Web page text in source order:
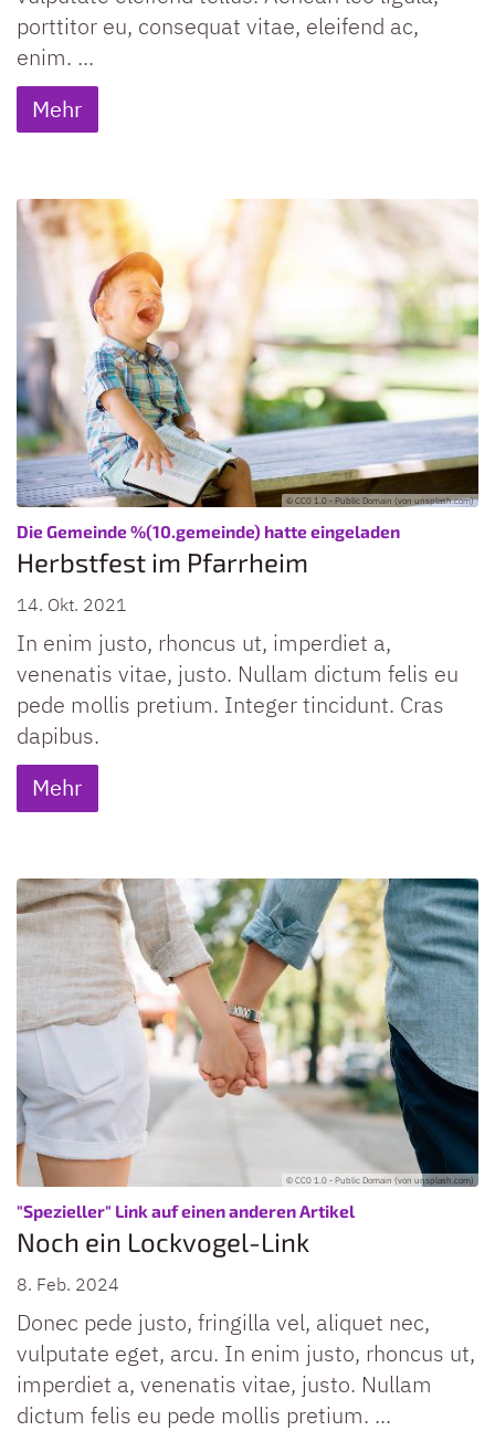
porttitor eu, consequat vitae, eleifend ac,
enim. ...
Mehr
© CC0 1.0 - Public Domain (von unsplash.com)
Die Gemeinde %(10.gemeinde) hatte eingeladen:
Herbstfest im Pfarrheim
14. Okt. 2021
In enim justo, rhoncus ut, imperdiet a,
venenatis vitae, justo. Nullam dictum felis eu
pede mollis pretium. Integer tincidunt. Cras
dapibus.
Mehr
© CC0 1.0 - Public Domain (von unsplash.com)
"Spezieller" Link auf einen anderen Artikel
Noch ein Lockvogel-Link
8. Feb. 2024
Donec pede justo, fringilla vel, aliquet nec,
vulputate eget, arcu. In enim justo, rhoncus ut,
imperdiet a, venenatis vitae, justo. Nullam
dictum felis eu pede mollis pretium. ...